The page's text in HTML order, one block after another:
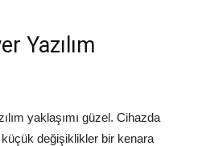
Yazılım
yaklaşımı güzel. Cihazda
değişiklikler bir kenara